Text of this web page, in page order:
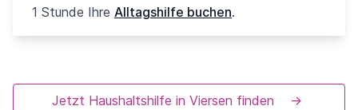
1 Stunde Ihre Alltagshilfe buchen.
Jetzt Haushaltshilfe in Viersen finden →